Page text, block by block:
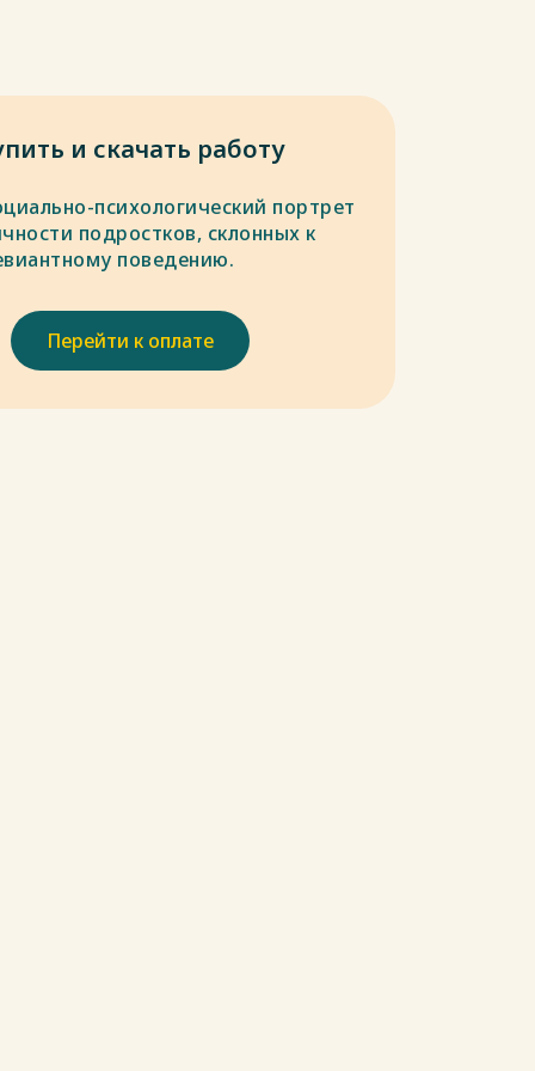
и скачать работу
психологический портрет
подростков, склонных к
поведению.
Перейти к оплате